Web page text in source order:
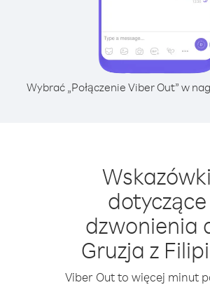
Wybrać „Połączenie Viber Out” w
Wskazówki
dotyczące
dzwonienia
Gruzja z
Viber Out to więcej minut